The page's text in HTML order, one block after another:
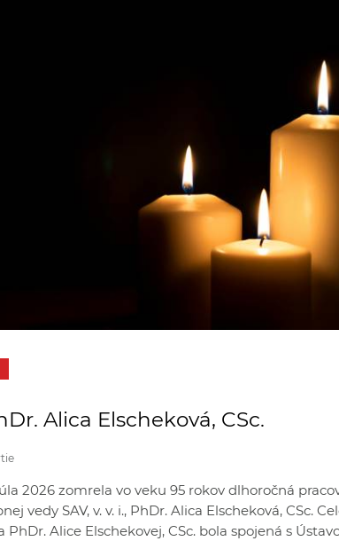
Alica Elscheková, CSc.
2026 zomrela vo veku 95 rokov dlhoročná
vedy SAV, v. v. i., PhDr. Alica Elscheková, CSc.
PhDr. Alice Elschekovej, CSc. bola spojená s